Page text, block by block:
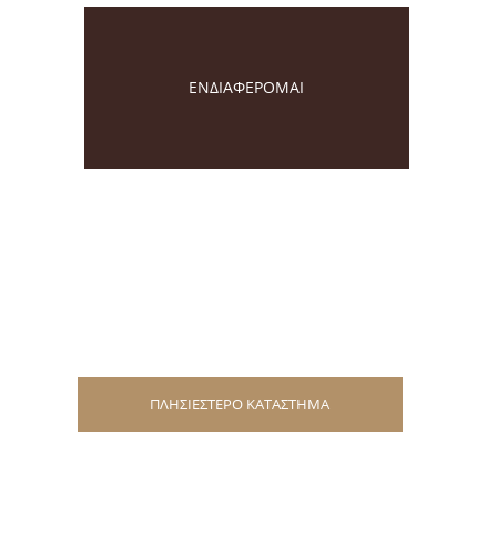
ΕΝΔΙΑΦΕΡΟΜΑΙ
ΠΛΗΣΙΕΣΤΕΡΟ ΚΑΤΑΣΤΗΜΑ